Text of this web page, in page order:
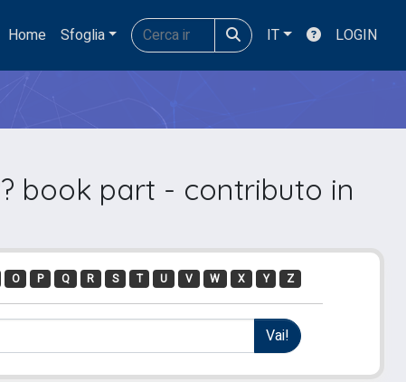
Home Sfoglia IT LOGIN
book part - contributo in
O P Q R S T U V W X Y Z